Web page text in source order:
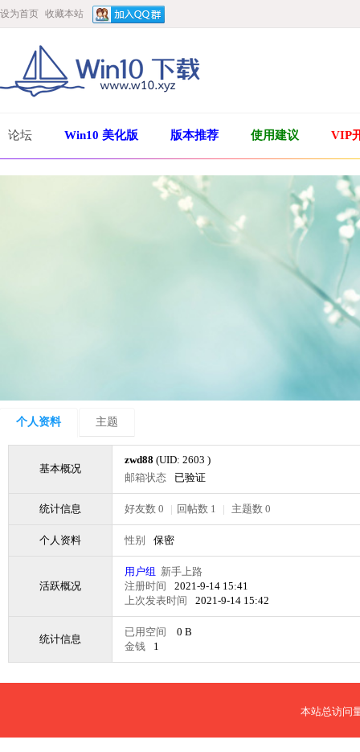
设为首页 收藏本站
论坛 Win10 美化版 版本推荐 使用建议 VIP
个人资料 主题
基本概况
zwd88 (UID: 2603 )
邮箱状态
已验证
统计信息 好友数 0 | 回帖数 1 | 主题数 0
个人资料 性别 保密
活跃概况
用户组 新手上路
注册时间
2021-9-14 15:41
上次发表时间
2021-9-14 15:42
统计信息
已用空间
0 B
金钱
1
本站总访问